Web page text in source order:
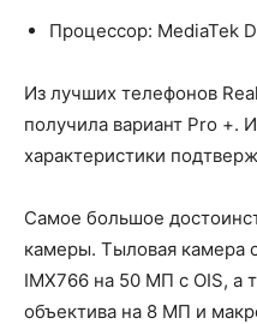
Процессор: MediaTek
Из лучших телефонов
получила вариант Pro +.
характеристики
Самое большое
камеры. Тыловая камера
IMX766 на 50 МП с OIS, а
объектива на 8 МП и